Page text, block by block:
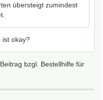
übersteigt zumindest
ist okay?
bzgl. Bestellhilfe für